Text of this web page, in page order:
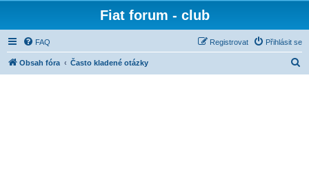
Fiat forum - club
FAQ Přihlásit se
Registrovat
Obsah fóra Často kladené otázky